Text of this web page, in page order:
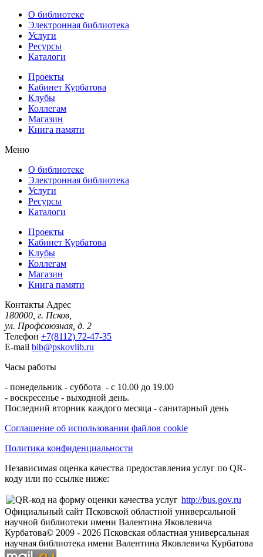
О библиотеке
Электронная библиотека
Услуги
Ресурсы
Каталоги
Проекты
Кабинет Курбатова
Клубы
Коллегам
Магазин
Книга памяти
Меню
О библиотеке
Электронная библиотека
Услуги
Ресурсы
Каталоги
Проекты
Кабинет Курбатова
Клубы
Коллегам
Магазин
Книга памяти
Контакты Адрес
180000, г. Псков,
ул. Профсоюзная, д. 2
Телефон +7(8112) 72-47-35
E-mail bib@pskovlib.ru
Часы работы
- понедельник - суббота - с 10.00 до 19.00
- воскресенье - выходной день.
Последний вторник каждого месяца - санитарный день
Соглашение об использовании файлов cookie
Политика конфиденциальности
Независимая оценка качества предоставления услуг по QR-
коду или по ссылке ниже:
http://bus.gov.ru
Официальный сайт Псковской областной универсальной
научной библиотеки имени Валентина Яковлевича
Курбатова© 2009 - 2026 Псковская областная универсальная
научная библиотека имени Валентина Яковлевича Курбатова